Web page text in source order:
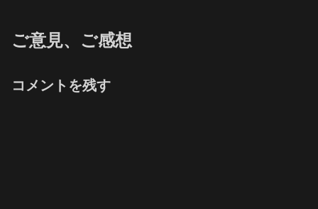
ご意見、ご感想
コメントを残す